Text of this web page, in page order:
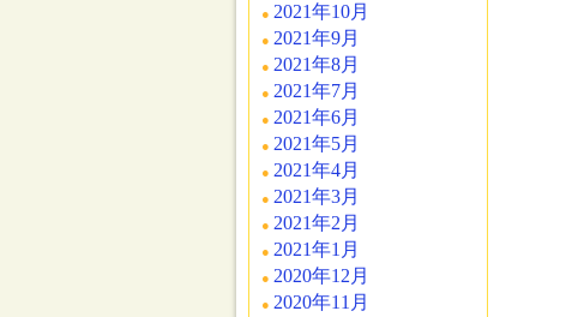
2021年10月
2021年9月
2021年8月
2021年7月
2021年6月
2021年5月
2021年4月
2021年3月
2021年2月
2021年1月
2020年12月
2020年11月